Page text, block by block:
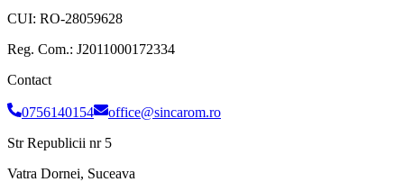
CUI: RO-28059628
Reg. Com.: J2011000172334
Contact
0756140154
office@sincarom.ro
Str Republicii nr 5
Vatra Dornei, Suceava